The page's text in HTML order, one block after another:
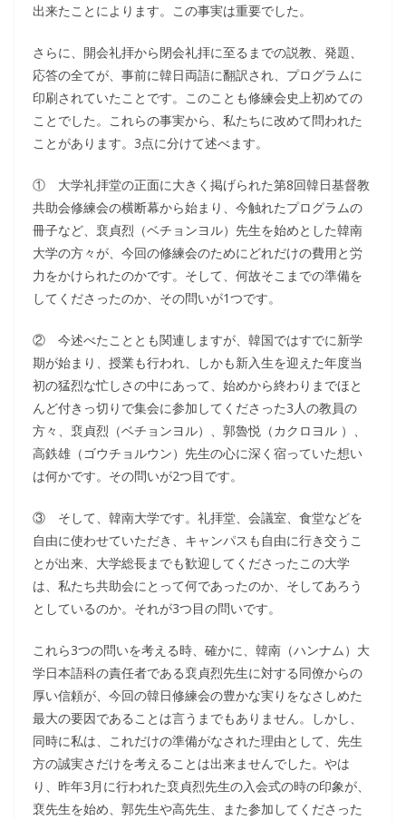
出来たことによります。この事実は重要でした。
さらに、開会礼拝から閉会礼拝に至るまでの説教、発題、
応答の全てが、事前に韓日両語に翻訳され、プログラムに
印刷されていたことです。このことも修練会史上初めての
ことでした。これらの事実から、私たちに改めて問われた
ことがあります。3点に分けて述べます。
① 大学礼拝堂の正面に大きく掲げられた第8回韓日基督教
共助会修練会の横断幕から始まり、今触れたプログラムの
冊子など、裵貞烈（ベチョンヨル）先生を始めとした韓南
大学の方々が、今回の修練会のためにどれだけの費用と労
力をかけられたのかです。そして、何故そこまでの準備を
してくださったのか、その問いが1つです。
② 今述べたこととも関連しますが、韓国ではすでに新学
期が始まり、授業も行われ、しかも新入生を迎えた年度当
初の猛烈な忙しさの中にあって、始めから終わりまでほと
んど付きっ切りで集会に参加してくださった3人の教員の
方々、裵貞烈（ベチョンヨル）、郭魯悦（カクロヨル ）、
高鉄雄（ゴウチョルウン）先生の心に深く宿っていた想い
は何かです。その問いが2つ目です。
③ そして、韓南大学です。礼拝堂、会議室、食堂などを
自由に使わせていただき、キャンパスも自由に行き交うこ
とが出来、大学総長までも歓迎してくださったこの大学
は、私たち共助会にとって何であったのか、そしてあろう
としているのか。それが3つ目の問いです。
これら3つの問いを考える時、確かに、韓南（ハンナム）大
学日本語科の責任者である裵貞烈先生に対する同僚からの
厚い信頼が、今回の韓日修練会の豊かな実りをなさしめた
最大の要因であることは言うまでもありません。しかし、
同時に私は、これだけの準備がなされた理由として、先生
方の誠実さだけを考えることは出来ませんでした。やは
り、昨年3月に行われた裵貞烈先生の入会式の時の印象が、
裵先生を始め、郭先生や高先生、また参加してくださった